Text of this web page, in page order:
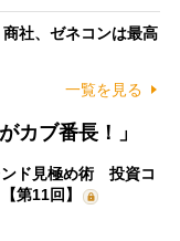
社、ゼネコンは最高
一覧を見る
カブ番長！」
ンド見極め術 投資コ
第11回】